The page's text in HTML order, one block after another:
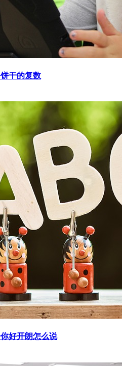
干的复数
好开朗怎么说